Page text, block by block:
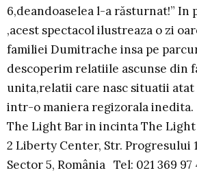
6,deandoaselea l-a răsturnat!” In
,acest spectacol ilustreaza o zi
familiei Dumitrache insa pe
descoperim relatiile ascunse din
unita,relatii care nasc situatii atat
intr-o maniera regizorala inedita.
The Light Bar in incinta The Light
2 Liberty Center, Str. Progresului
Sector 5, România Tel: 021 369 97